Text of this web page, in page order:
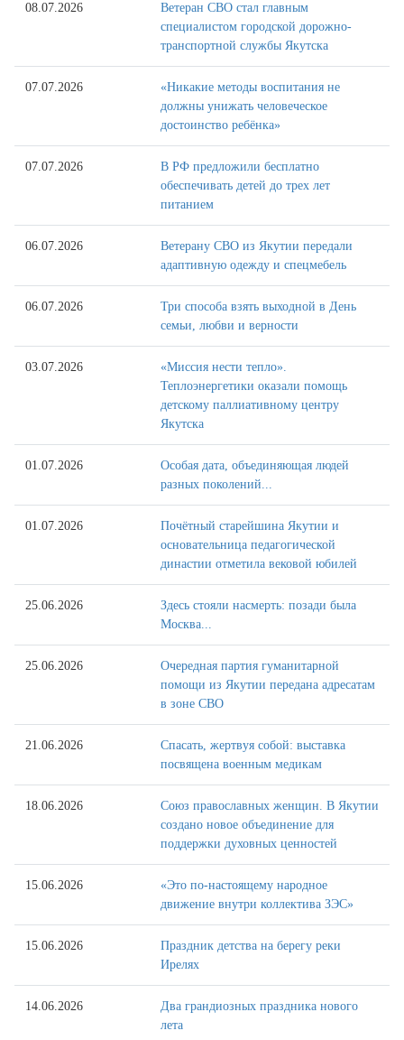
08.07.2026
Ветеран СВО стал главным
специалистом городской дорожно-
транспортной службы Якутска
07.07.2026
«Никакие методы воспитания не
должны унижать человеческое
достоинство ребёнка»
07.07.2026
В РФ предложили бесплатно
обеспечивать детей до трех лет
питанием
06.07.2026
Ветерану СВО из Якутии передали
адаптивную одежду и спецмебель
06.07.2026
Три способа взять выходной в День
семьи, любви и верности
03.07.2026
«Миссия нести тепло».
Теплоэнергетики оказали помощь
детскому паллиативному центру
Якутска
01.07.2026
Особая дата, объединяющая людей
разных поколений...
01.07.2026
Почётный старейшина Якутии и
основательница педагогической
династии отметила вековой юбилей
25.06.2026
Здесь стояли насмерть: позади была
Москва...
25.06.2026
Очередная партия гуманитарной
помощи из Якутии передана адресатам
в зоне СВО
21.06.2026
Спасать, жертвуя собой: выставка
посвящена военным медикам
18.06.2026
Союз православных женщин. В Якутии
создано новое объединение для
поддержки духовных ценностей
15.06.2026
«Это по-настоящему народное
движение внутри коллектива ЗЭС»
15.06.2026
Праздник детства на берегу реки
Ирелях
14.06.2026
Два грандиозных праздника нового
лета